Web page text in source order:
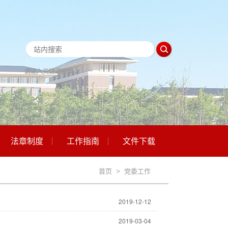
法章制度 工作指南 文件下载
首页 > 党委工作
2019-12-12
2019-03-04